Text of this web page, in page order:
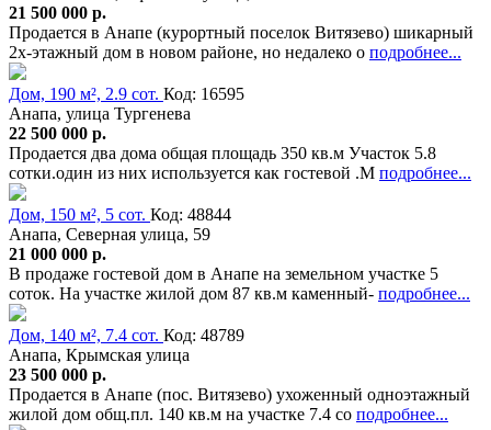
21 500 000 р.
Продается в Анапе (курортный поселок Витязево) шикарный
2х-этажный дом в новом районе, но недалеко о подробнее...
Дом, 190 м², 2.9 сот. Код: 16595
Анапа, улица Тургенева
22 500 000 р.
Продается два дома общая площадь 350 кв.м Участок 5.8
сотки.один из них используется как гостевой .М подробнее...
Дом, 150 м², 5 сот. Код: 48844
Анапа, Северная улица, 59
21 000 000 р.
В продаже гостевой дом в Анапе на земельном участке 5
соток. На участке жилой дом 87 кв.м каменный- подробнее...
Дом, 140 м², 7.4 сот. Код: 48789
Анапа, Крымская улица
23 500 000 р.
Продается в Анапе (пос. Витязево) ухоженный одноэтажный
жилой дом общ.пл. 140 кв.м на участке 7.4 со подробнее...